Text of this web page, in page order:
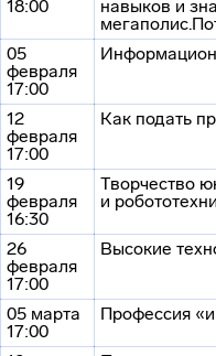
18:00
навыков и
05
февраля
17:00
12
февраля
17:00
Как подать
19
февраля
16:30
Творчество
и
26
февраля
17:00
Высокие
05 марта
17:00
Профессия